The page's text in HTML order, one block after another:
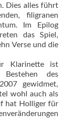
Dies alles führt
filigranen
Im Epilog
das Spiel,
Verse und die
Klarinette ist
des
gewidmet,
wohl auch als
hat Holliger für